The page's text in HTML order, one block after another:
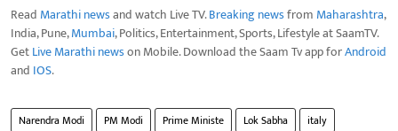
Read Marathi newsand watch Live TV.Breaking newsfrom Maharashtra,
India, Pune,Mumbai, Politics, Entertainment, Sports, Lifestyle at SaamTV.
GetLive Marathi newson Mobile. Download the Saam Tv app forAndroid
and IOS.
Narendra Modi PM Modi Prime Ministe Lok Sabha
italy